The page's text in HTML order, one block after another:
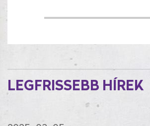
LEGFRISSEBB HÍREK